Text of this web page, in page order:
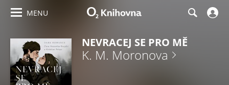
MENU
NEVRACEJ SE PRO MĚ
K. M. Moronova